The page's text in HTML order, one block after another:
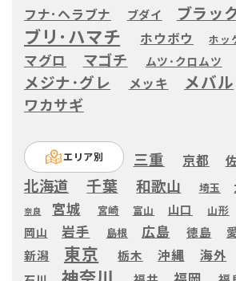
フナ･ヘラブナ ブダイ ブラッ
ブリ･ハマチ ホウボウ ホッ
マグロ マゴチ ムツ･クロムツ
メジナ･グレ メッキ メバル
ワカサギ
エリア別 三重 京都
北海道 千葉 和歌山 埼玉
奈良 宮城 宮崎 富山 山口 山形
岡山
岩手 島根 広島 徳島
新潟 東京 栃木 沖縄 海外